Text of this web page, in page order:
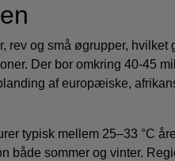
rev og små øgrupper, hvilket
Der bor omkring 40-45
af europæiske,
typisk mellem 25–33 °C
både sommer og vinter.